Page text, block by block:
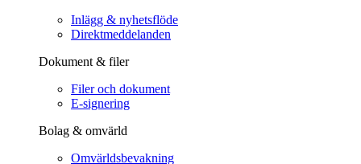
Inlägg & nyhetsflöde
Direktmeddelanden
Dokument & filer
Filer och dokument
E-signering
Bolag & omvärld
Omvärldsbevakning